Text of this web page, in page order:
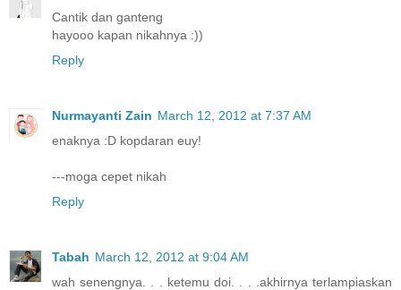
Cantik dan ganteng
hayooo kapan nikahnya :))
Reply
Nurmayanti Zain March 12, 2012 at 7:37 AM
enaknya :D kopdaran euy!
---moga cepet nikah
Reply
Tabah March 12, 2012 at 9:04 AM
wah senengnya. . . ketemu doi. . . .akhirnya terlampiaskan